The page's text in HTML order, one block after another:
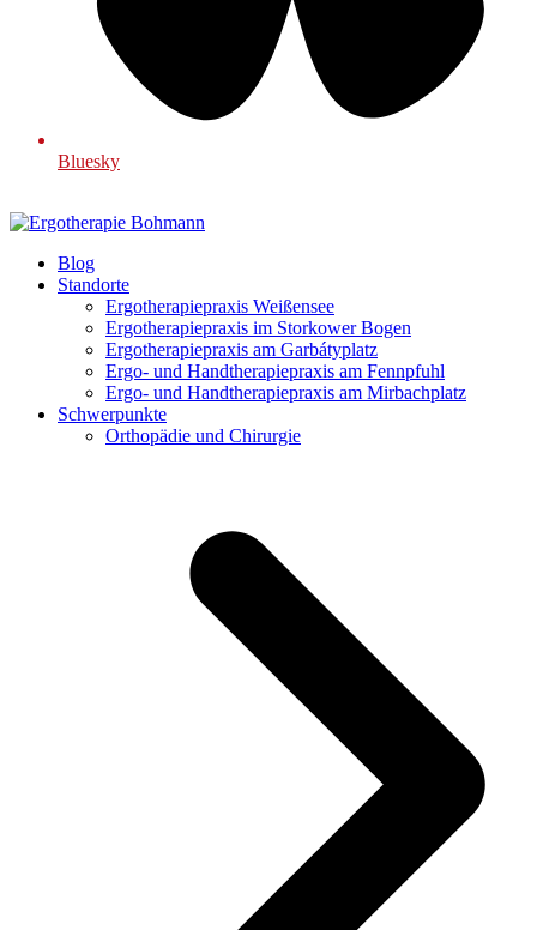
Bluesky
Blog
Standorte
Ergotherapiepraxis Weißensee
Ergotherapiepraxis im Storkower Bogen
Ergotherapiepraxis am Garbátyplatz
Ergo- und Handtherapiepraxis am Fennpfuhl
Ergo- und Handtherapiepraxis am Mirbachplatz
Schwerpunkte
Orthopädie und Chirurgie